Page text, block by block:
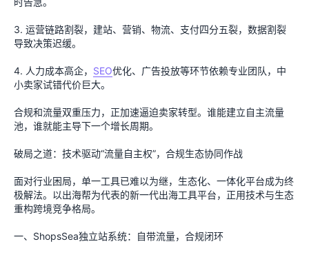
3. 运营链路割裂，建站、营销、物流、支付四分五裂，数据割裂
导致决策迟缓。
4. 人力成本高企， SEO优化、广告投放等环节依赖专业团队，中
小卖家试错代价巨大。
合规和流量双重压力，正加速逼迫卖家转型。谁能建立自主流量
池，谁就能主导下一个增长周期。
破局之道：技术驱动“流量自主权”，合规生态协同作战
面对行业困局，单一工具已难以为继，生态化、一体化平台成为终
极解法。以出海帮为代表的新一代出海工具平台，正用技术与生态
重构跨境竞争格局。
一、ShopsSea独立站系统：自带流量，合规闭环